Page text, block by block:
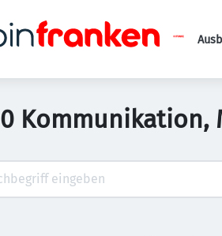
0 Kommunikation,